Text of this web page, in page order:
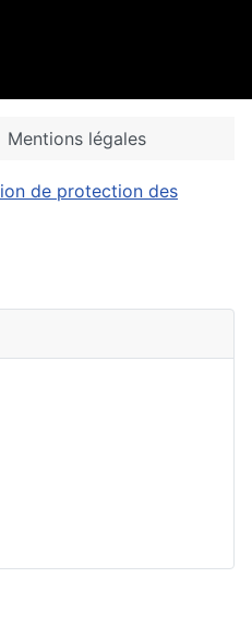
Mentions légales
de protection des